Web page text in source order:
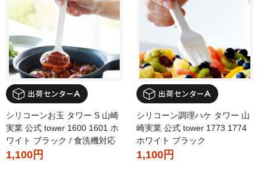
シリコーンお玉 タワー S 山崎
実業 公式 tower 1600 1601 ホ
ワイト ブラック / 食洗機対応
1,100円
シリコーン調理ハケ タワー 山
崎実業 公式 tower 1773 1774
ホワイト ブラック
1,100円